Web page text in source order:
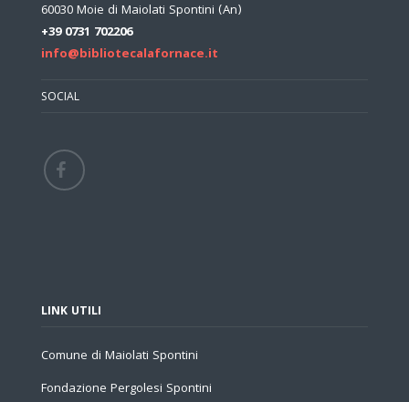
60030 Moie di Maiolati Spontini (An)
+39 0731 702206
info@bibliotecalafornace.it
SOCIAL
LINK UTILI
Comune di Maiolati Spontini
Fondazione Pergolesi Spontini